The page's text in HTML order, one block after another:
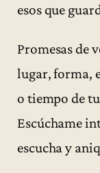
esos que
Promesas de
lugar, forma,
o tiempo de
Escúchame
escucha y